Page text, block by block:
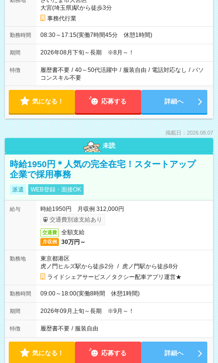
大宮(埼玉県)駅から徒歩3分
事務代行業
勤務時間 08:30～17:15(実働7時間45分 休憩1時間)
期間 2026年08月下旬～長期 ※8月～！
特徴 履歴書不要 / 40～50代活躍中 / 服装自由 / 電話対応なし / パソ
コンスキル不要
気になる！ 応募する 詳細へ
掲載日：2026.08.07
未読
時給1950円＊人気の完全在宅！スタートアップ
企業で採用事務
派遣 WEB登録・面接OK
給与
時給1950円 月収例 312,000円
交通費別途支給あり
交通費 全額支給
月収例 30万円～
勤務地
東京都港区
虎ノ門ヒルズ駅から徒歩2分 / 虎ノ門駅から徒歩8分
ライドシェアサービス／タクシー配車アプリ運営★
勤務時間 09:00～18:00(実働8時間 休憩1時間)
期間 2026年09月上旬～長期 ※9月～！
特徴 履歴書不要 / 服装自由
気になる！ 応募する 詳細へ